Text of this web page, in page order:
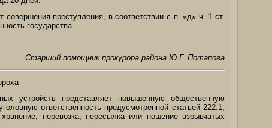
преступления, в соответствии с п. «д» ч. 1 ст.
государства.
Старший помощник прокурора района Ю.Г. Потапова
устройств представляет повышенную общественную
ответственность предусмотренной статьей 222.1,
перевозка, пересылка или ношение взрывчатых